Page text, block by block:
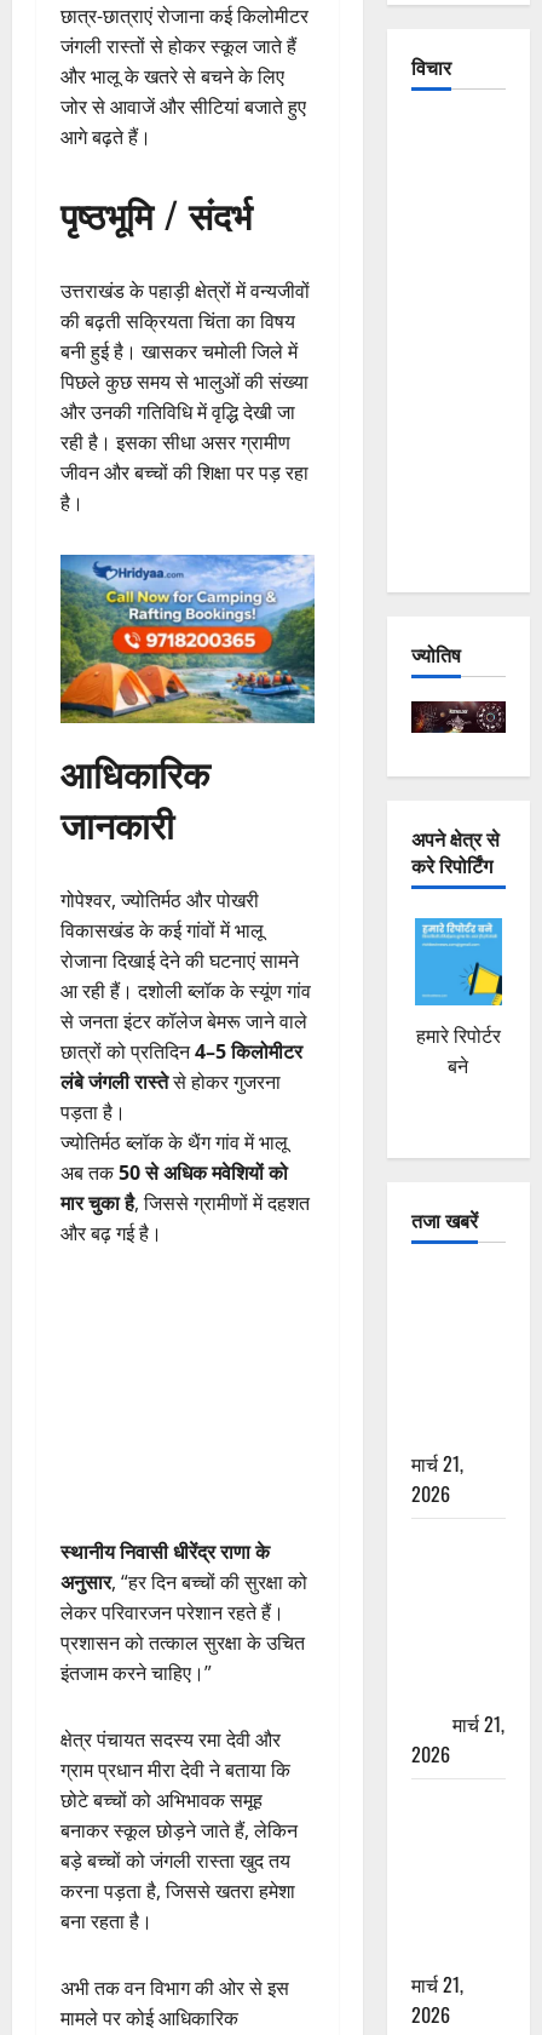
छात्र-छात्राएं रोजाना कई किलोमीटर
जंगली रास्तों से होकर स्कूल जाते हैं
और भालू के खतरे से बचने के लिए
जोर से आवाजें और सीटियां बजाते हुए
आगे बढ़ते हैं।
पृष्ठभूमि / संदर्भ
उत्तराखंड के पहाड़ी क्षेत्रों में वन्यजीवों
की बढ़ती सक्रियता चिंता का विषय
बनी हुई है। खासकर चमोली जिले में
पिछले कुछ समय से भालुओं की संख्या
और उनकी गतिविधि में वृद्धि देखी जा
रही है। इसका सीधा असर ग्रामीण
जीवन और बच्चों की शिक्षा पर पड़ रहा
है।
आधिकारिक
जानकारी
गोपेश्वर, ज्योतिर्मठ और पोखरी
विकासखंड के कई गांवों में भालू
रोजाना दिखाई देने की घटनाएं सामने
आ रही हैं। दशोली ब्लॉक के स्यूंण गांव
से जनता इंटर कॉलेज बेमरू जाने वाले
छात्रों को प्रतिदिन4–5 किलोमीटर
लंबे जंगली रास्तेसे होकर गुजरना
पड़ता है।
ज्योतिर्मठ ब्लॉक के थैंग गांव में भालू
अब तक50 से अधिक मवेशियों को
मार चुका है, जिससे ग्रामीणों में दहशत
और बढ़ गई है।
स्थानीय निवासी धीरेंद्र राणा के
अनुसार, “हर दिन बच्चों की सुरक्षा को
लेकर परिवारजन परेशान रहते हैं।
प्रशासन को तत्काल सुरक्षा के उचित
इंतजाम करने चाहिए।”
क्षेत्र पंचायत सदस्य रमा देवी और
ग्राम प्रधान मीरा देवी ने बताया कि
छोटे बच्चों को अभिभावक समूह
बनाकर स्कूल छोड़ने जाते हैं, लेकिन
बड़े बच्चों को जंगली रास्ता खुद तय
करना पड़ता है, जिससे खतरा हमेशा
बना रहता है।
अभी तक वन विभाग की ओर से इस
मामले पर कोई आधिकारिक
विचार
ज्योतिष
अपने क्षेत्र से
करे रिपोर्टिंग
हमारे रिपोर्टर
बने
तजा खबरें
मार्च 21,
2026
मार्च 21,
2026
मार्च 21,
2026